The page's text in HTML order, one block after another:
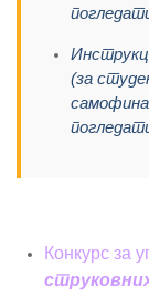
(за
Конкурс за